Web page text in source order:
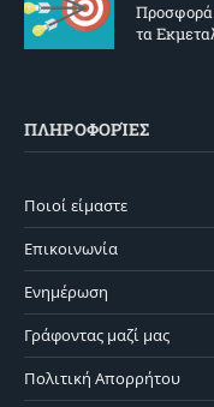
Προσφορά
τα
ΠΛΗΡΟΦΟΡΊΕΣ
Ποιοί είμαστε
Επικοινωνία
Ενημέρωση
Γράφοντας μαζί μας
Πολιτική Απορρήτου